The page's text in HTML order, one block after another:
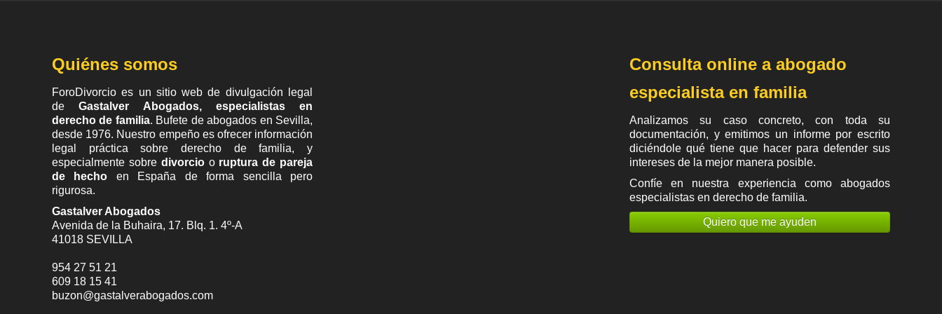
Quiénes somos
ForoDivorcio es un sitio web de divulgación legal
deGastalver Abogados, especialistas en
derecho de familia. Bufete deabogados en Sevilla,
desde 1976. Nuestro empeño es ofrecer información
legal práctica sobre derecho de familia, y
especialmente sobre divorcioo ruptura de pareja
de hecho en España de forma sencilla pero
rigurosa.
Gastalver Abogados
Avenida de la Buhaira, 17. Blq. 1. 4º-A
41018 SEVILLA
954 27 51 21
609 18 15 41
buzon@gastalverabogados.com
Consulta online a abogado
especialista en familia
Analizamos su caso concreto, con toda su
documentación, y emitimos un informe por escrito
diciéndole qué tiene que hacer para defender sus
intereses de la mejor manera posible.
Confíe en nuestra experiencia como abogados
especialistas en derecho de familia.
Quiero que me ayuden